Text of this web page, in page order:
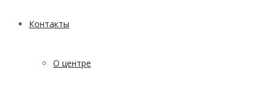
Контакты
О центре